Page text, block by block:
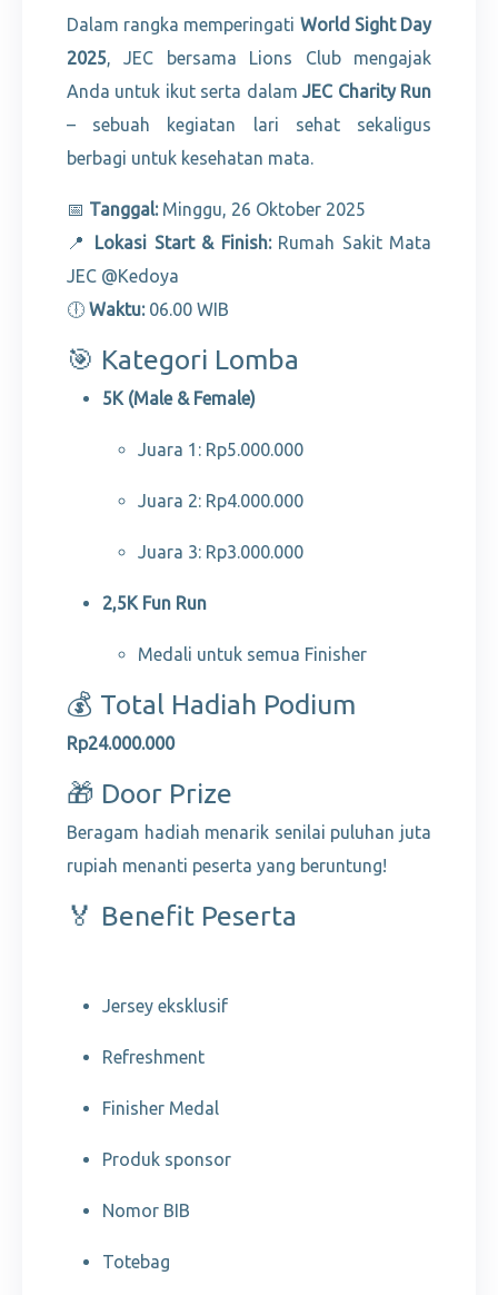
Dalam rangka memperingati World Sight Day
2025, JEC bersama Lions Club mengajak
Anda untuk ikut serta dalamJEC Charity Run
– sebuah kegiatan lari sehat sekaligus
berbagi untuk kesehatan mata.
📅 Tanggal:Minggu, 26 Oktober 2025
📍 Lokasi Start & Finish:Rumah Sakit Mata
JEC @Kedoya
🕕 Waktu:06.00 WIB
🎯 Kategori Lomba
5K (Male & Female)
Juara 1: Rp5.000.000
Juara 2: Rp4.000.000
Juara 3: Rp3.000.000
2,5K Fun Run
Medali untuk semua Finisher
💰 Total Hadiah Podium
Rp24.000.000
🎁 Door Prize
Beragam hadiah menarik senilai puluhan juta
rupiah menanti peserta yang beruntung!
🏅 Benefit Peserta
Jersey eksklusif
Refreshment
Finisher Medal
Produk sponsor
Nomor BIB
Totebag